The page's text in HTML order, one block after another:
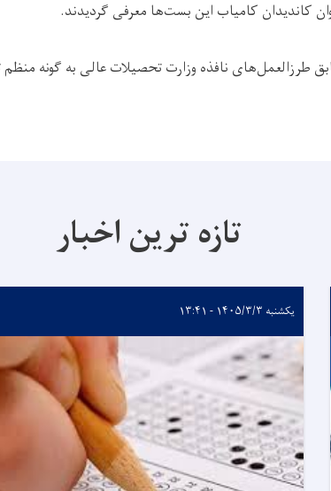
کاندیدان کامیاب این بست‌ها معرفی گردیدند.
طرزالعمل‌های نافذه وزارت تحصیلات عالی به گونه
تازه ترین اخبار
یکشنبه ۱۴۰۵/۳/۳ - ۱۳:۴۱